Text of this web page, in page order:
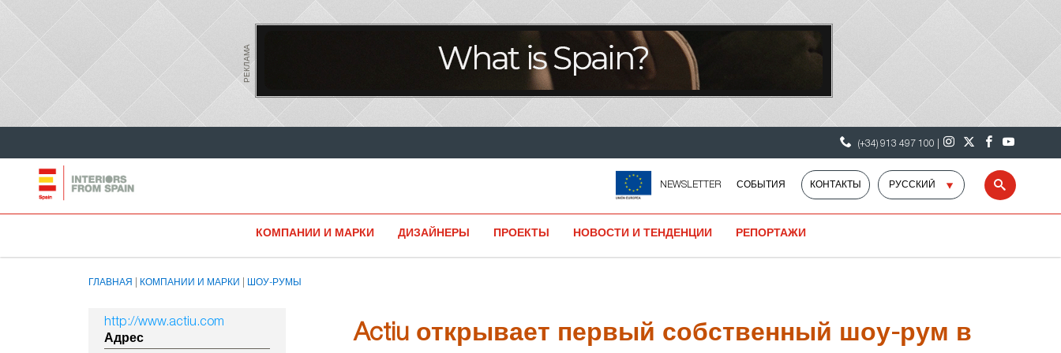
РЕКЛАМА
(+34) 913 497 100 |
NEWSLETTER СОБЫТИЯ КОНТАКТЫ
Select
language
Search
КОМПАНИИ И МАРКИ ДИЗАЙНЕРЫ ПРОЕКТЫ НОВОСТИ И ТЕНДЕНЦИИ РЕПОРТАЖИ
ГЛАВНАЯ КОМПАНИИ И МАРКИ ШОУ-РУМЫ
http://www.actiu.com
Адрес
Actiu открывает первый собственный шоу-рум в